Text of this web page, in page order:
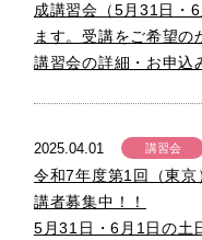
成講習会（5月31日・
ます。受講をご希望の
講習会の詳細・お申込
2025.04.01 講習会
令和7年度第1回（東
講者募集中！！
5月31日・6月1日の土